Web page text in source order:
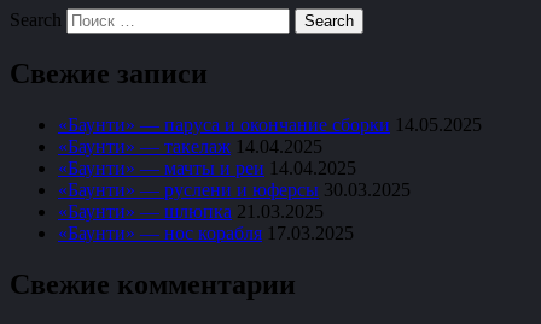
Search
Свежие записи
«Баунти» — паруса и окончание сборки 14.05.2025
«Баунти» — такелаж 14.04.2025
«Баунти» — мачты и реи 14.04.2025
«Баунти» — руслени и юферсы 30.03.2025
«Баунти» — шлюпка 21.03.2025
«Баунти» — нос корабля 17.03.2025
Свежие комментарии